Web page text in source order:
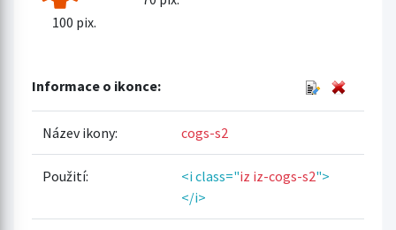
100 pix.
Informace o ikonce:
Název ikony: cogs-s2
Použití: <i class="iz iz-cogs-s2">
</i>